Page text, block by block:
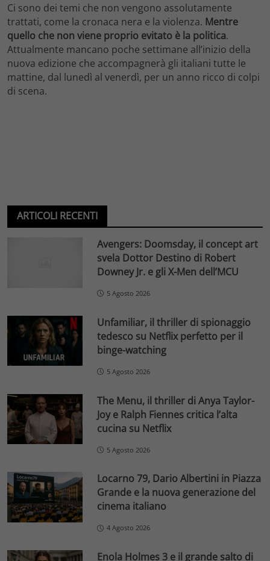
Ci sono dei temi che non vengono assolutamente
trattati, come la cronaca nera e la violenza. Mentre
quello che non viene proprio evitato è la politica.
Attualmente mancano poche settimane all’inizio della
nuova edizione che accompagnerà gli italiani tutte le
mattine, dal lunedì al venerdì, per un anno ricco di colpi
di scena.
ARTICOLI RECENTI
Avengers: Doomsday, il concept art
svela Dottor Destino di Robert
Downey Jr. e gli X-Men dell’MCU
5 Agosto 2026
Unfamiliar, il thriller di spionaggio
tedesco su Netflix perfetto per il
binge-watching
5 Agosto 2026
The Menu, il thriller di Anya Taylor-
Joy e Ralph Fiennes critica l’alta
cucina su Netflix
5 Agosto 2026
Locarno 79, Dario Albertini in Piazza
Grande e la nuova generazione del
cinema italiano
4 Agosto 2026
Enola Holmes 3 e il grande salto di